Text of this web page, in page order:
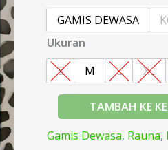
GAMIS DEWASA
Ukuran
S
M L XL
TAMBAH KE
Gamis Dewasa, Rauna,